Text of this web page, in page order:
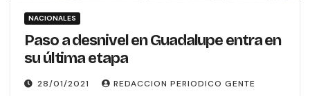
NACIONALES
Paso a desnivel en Guadalupe entra en
su última etapa
28/01/2021 REDACCION PERIODICO GENTE